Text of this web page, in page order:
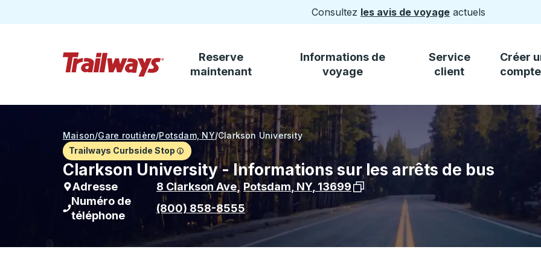
Consultez les avis de voyage actuels
Passez au contenu principal
Reserve
maintenant
Informations de
voyage
Service
client
Créer
compte
Maison/Gare routière/Potsdam, NY/Clarkson University
Trailways Curbside Stop
Clarkson University - Informations sur les arrêts de bus
Adresse 8 Clarkson Ave, Potsdam ,NY, 13699 Voir l'emplacement de l'arrêt sur Google
Numéro de
téléphone
(800) 858-8555